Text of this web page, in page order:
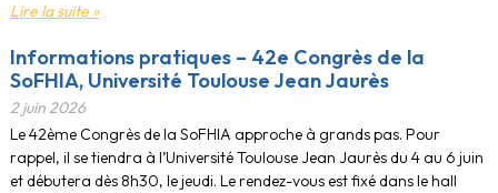
Lire la suite »
Informations pratiques – 42e Congrès de la
SoFHIA, Université Toulouse Jean Jaurès
2 juin 2026
Le 42ème Congrès de la SoFHIA approche à grands pas. Pour
rappel, il se tiendra à l’Université Toulouse Jean Jaurès du 4 au 6 juin
et débutera dès 8h30, le jeudi. Le rendez-vous est fixé dans le hall